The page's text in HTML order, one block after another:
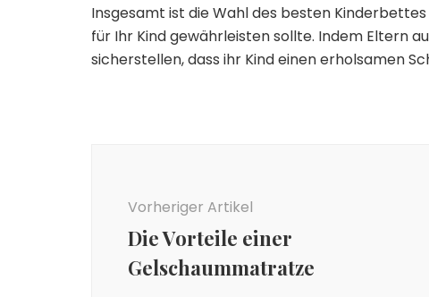
Insgesamt ist die Wahl des besten
für Ihr Kind gewährleisten sollte. Indem Eltern
sicherstellen, dass ihr Kind einen erholsamen
Vorheriger Artikel
Die Vorteile einer
Gelschaummatratze